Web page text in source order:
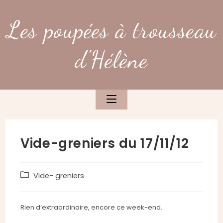
content
Les poupées à trousseau
d'Hélène
Vide-greniers du 17/11/12
PostVide- greniers
Rien d’extraordinaire, encore ce week-end.